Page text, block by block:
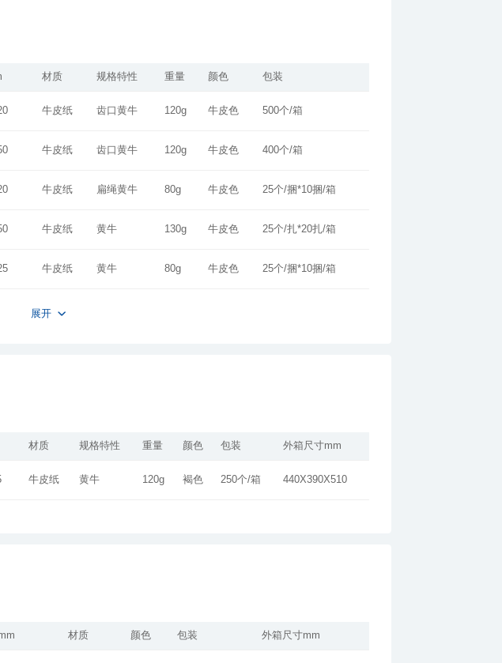
材质 规格特性 重量 颜色 包装
牛皮纸 齿口黄牛 120g 牛皮色 500个/箱
牛皮纸 齿口黄牛 120g 牛皮色 400个/箱
牛皮纸 扁绳黄牛 80g 牛皮色 25个/捆*10捆/箱
牛皮纸 黄牛 130g 牛皮色 25个/扎*20扎/箱
牛皮纸 黄牛 80g 牛皮色 25个/捆*10捆/箱
展开
材质 规格特性 重量 颜色 包装 外箱尺寸mm
牛皮纸 黄牛 120g 褐色 250个/箱 440X390X510
材质 颜色 包装 外箱尺寸mm